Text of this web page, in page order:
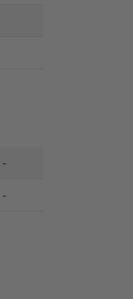
-
-